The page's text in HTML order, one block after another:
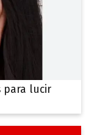
para lucir